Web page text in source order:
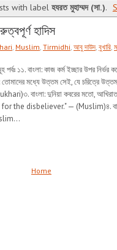
with labelহযরত মুহাম্মদ (সা.).
হাদিস
Muslim Tirmidhi আবু দাউদ, বুখারি
পর্বঃ ১১. বাংলা: কাজ কর্ম ইচ্ছার উপর
মধ্যে উত্তম সেই, যে চরিত্রে
বাংলা: দুনিয়া কবরের মতো,
disbeliever." — (Muslim)৪.
Home